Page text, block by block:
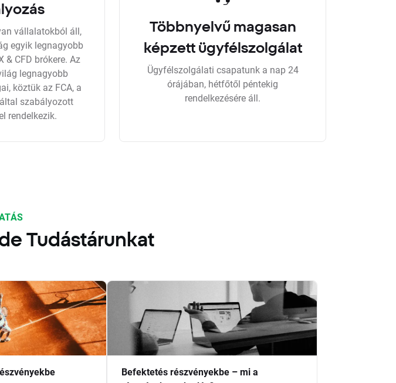
vállalatokból áll,
egyik legnagyobb
& CFD brókere. Az
legnagyobb
köztük az FCA, a
szabályozott
rendelkezik.
Többnyelvű magasan
képzett ügyfélszolgálat
Ügyfélszolgálati csapatunk a nap 24
órájában, hétfőtől péntekig
rendelkezésére áll.
Tudástárunkat
Befektetés részvényekbe – mi a